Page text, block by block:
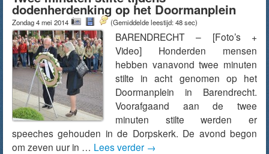
dodenherdenking op het Doormanplein
Zondag 4 mei 2014 (Gemiddelde leestijd: 48 sec)
BARENDRECHT – [Foto’s +
Video] Honderden mensen
hebben vanavond twee minuten
stilte in acht genomen op het
Doormanplein in Barendrecht.
Voorafgaand aan de twee
minuten stilte werden er
speeches gehouden in de Dorpskerk. De avond begon
om zeven uur in … Lees verder →